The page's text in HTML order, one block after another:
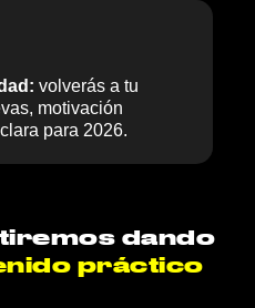
volverás a tu
motivación
para 2026.
dando
práctico